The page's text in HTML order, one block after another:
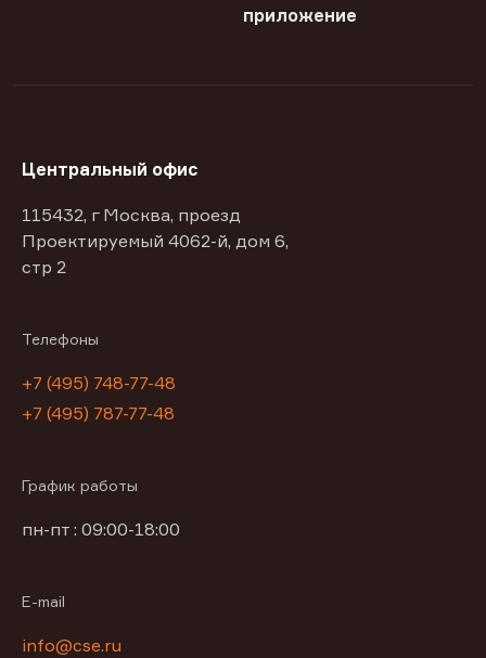
приложение
Центральный офис
115432, г Москва, проезд
Проектируемый 4062-й, дом 6,
стр 2
Телефоны
+7 (495) 748-77-48
+7 (495) 787-77-48
График работы
пн-пт : 09:00-18:00
E-mail
info@cse.ru